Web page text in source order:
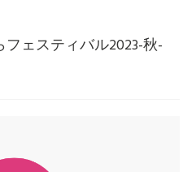
フェスティバル2023-秋-